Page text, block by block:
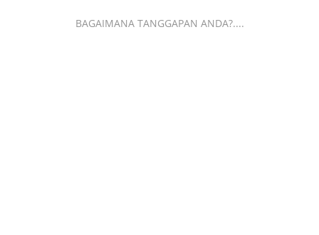
BAGAIMANA TANGGAPAN ANDA?....